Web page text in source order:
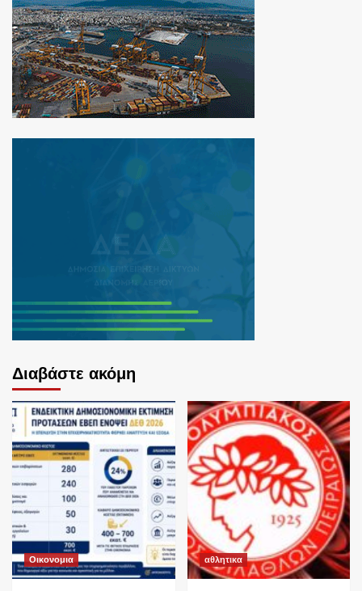
Διαβάστε ακόμη
Οικονομια αθλητικα